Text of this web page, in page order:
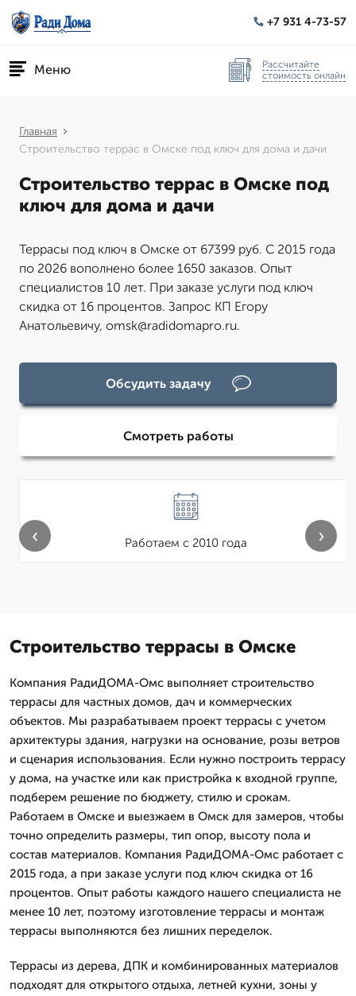
+7 931 4-73-57
Меню
Рассчитайте
стоимость онлайн
Главная
Строительство террас в Омске под ключ для дома и дачи
Строительство террас в Омске под
ключ для дома и дачи
Террасы под ключ в Омске от 67399 руб. С 2015 года
по 2026 вополнено более 1650 заказов. Опыт
специалистов 10 лет. При заказе услуги под ключ
скидка от 16 процентов. Запрос КП Егору
Анатольевичу, omsk@radidomapro.ru.
Обсудить задачу
Смотреть работы
Работаем с 2010 года
‹ ›
Строительство террасы в Омске
Компания РадиДОМА-Омс выполняет строительство
террасы для частных домов, дач и коммерческих
объектов. Мы разрабатываем проект террасы с учетом
архитектуры здания, нагрузки на основание, розы ветров
и сценария использования. Если нужно построить террасу
у дома, на участке или как пристройка к входной группе,
подберем решение по бюджету, стилю и срокам.
Работаем в Омске и выезжаем в Омск для замеров, чтобы
точно определить размеры, тип опор, высоту пола и
состав материалов. Компания РадиДОМА-Омс работает с
2015 года, а при заказе услуги под ключ скидка от 16
процентов. Опыт работы каждого нашего специалиста не
менее 10 лет, поэтому изготовление террасы и монтаж
террасы выполняются без лишних переделок.
Террасы из дерева, ДПК и комбинированных материалов
подходят для открытого отдыха, летней кухни, зоны у